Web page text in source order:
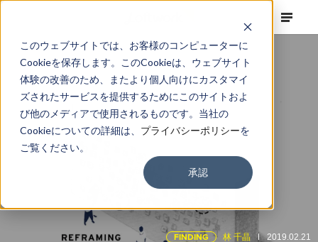
このウェブサイトでは、お客様のコンピューターに
Cookieを保存します。このCookieは、ウェブサイト
体験の改善のため、またより個人向けにカスタマイ
ズされたサービスを提供するためにこのサイトおよ
び他のメディアで使用されるものです。当社の
Cookieについての詳細は、 プライバシーポリシーを
ご覧ください。
承認
FINDING 林 千晶 2019.02.21